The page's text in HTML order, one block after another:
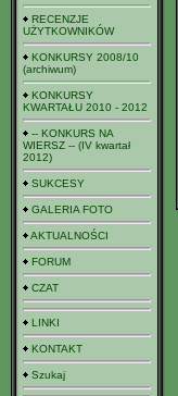
RECENZJE
UŻYTKOWNIKÓW
KONKURSY 2008/10
(archiwum)
KONKURSY
KWARTAŁU 2010 - 2012
-- KONKURS NA
WIERSZ -- (IV kwartał
2012)
SUKCESY
GALERIA FOTO
AKTUALNOŚCI
FORUM
CZAT
LINKI
KONTAKT
Szukaj